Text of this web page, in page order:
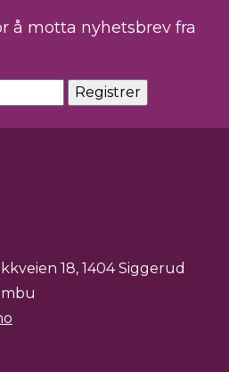
å motta nyhetsbrev fra
18, 1404 Siggerud